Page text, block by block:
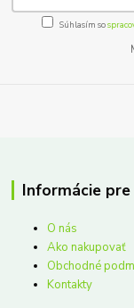
Súhlasím so
Informácie
O nás
Ako nakupovať
Obchodné
Kontakty